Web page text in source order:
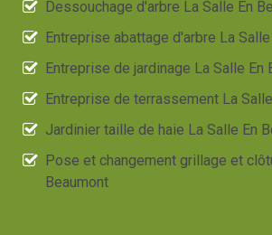
Dessouchage d'arbre La Salle En
Entreprise abattage d'arbre La
Entreprise de jardinage La Salle En
Entreprise de terrassement La
Jardinier taille de haie La Salle En
Pose et changement grillage et
Beaumont